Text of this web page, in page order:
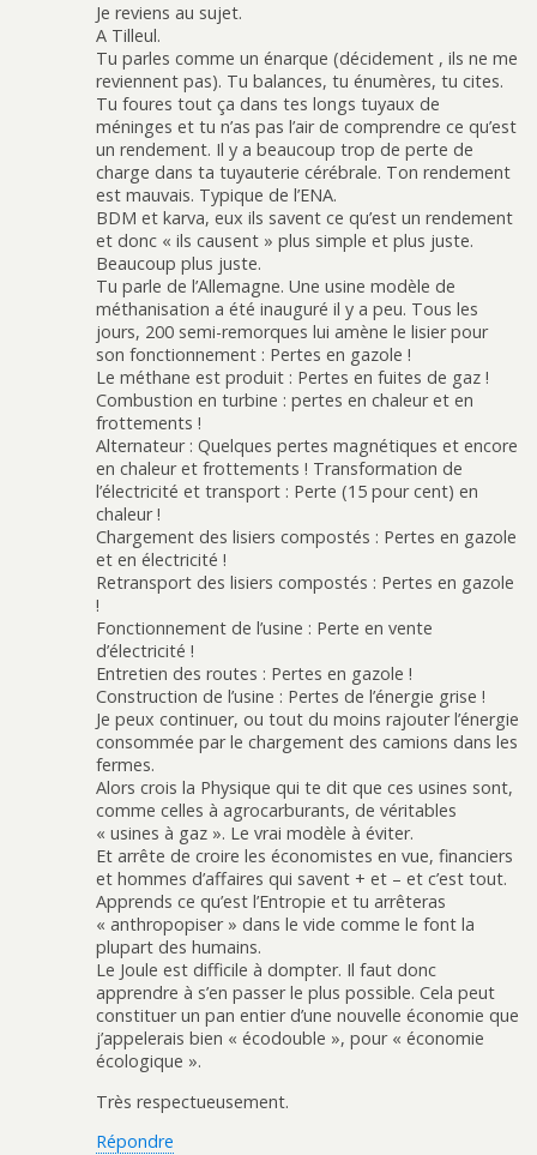
Je reviens au sujet.
A Tilleul.
Tu parles comme un énarque (décidement , ils ne me
reviennent pas). Tu balances, tu énumères, tu cites.
Tu foures tout ça dans tes longs tuyaux de
méninges et tu n’as pas l’air de comprendre ce qu’est
un rendement. Il y a beaucoup trop de perte de
charge dans ta tuyauterie cérébrale. Ton rendement
est mauvais. Typique de l’ENA.
BDM et karva, eux ils savent ce qu’est un rendement
et donc « ils causent » plus simple et plus juste.
Beaucoup plus juste.
Tu parle de l’Allemagne. Une usine modèle de
méthanisation a été inauguré il y a peu. Tous les
jours, 200 semi-remorques lui amène le lisier pour
son fonctionnement : Pertes en gazole !
Le méthane est produit : Pertes en fuites de gaz !
Combustion en turbine : pertes en chaleur et en
frottements !
Alternateur : Quelques pertes magnétiques et encore
en chaleur et frottements ! Transformation de
l’électricité et transport : Perte (15 pour cent) en
chaleur !
Chargement des lisiers compostés : Pertes en gazole
et en électricité !
Retransport des lisiers compostés : Pertes en gazole
!
Fonctionnement de l’usine : Perte en vente
d’électricité !
Entretien des routes : Pertes en gazole !
Construction de l’usine : Pertes de l’énergie grise !
Je peux continuer, ou tout du moins rajouter l’énergie
consommée par le chargement des camions dans les
fermes.
Alors crois la Physique qui te dit que ces usines sont,
comme celles à agrocarburants, de véritables
« usines à gaz ». Le vrai modèle à éviter.
Et arrête de croire les économistes en vue, financiers
et hommes d’affaires qui savent + et – et c’est tout.
Apprends ce qu’est l’Entropie et tu arrêteras
« anthropopiser » dans le vide comme le font la
plupart des humains.
Le Joule est difficile à dompter. Il faut donc
apprendre à s’en passer le plus possible. Cela peut
constituer un pan entier d’une nouvelle économie que
j’appelerais bien « écodouble », pour « économie
écologique ».
Très respectueusement.
Répondre